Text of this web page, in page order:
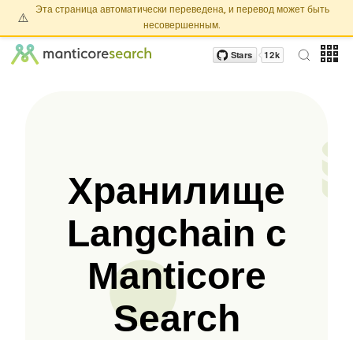
⚠️ Эта страница автоматически переведена, и перевод может быть
несовершенным.
Хранилище
Langchain с
Manticore
Search